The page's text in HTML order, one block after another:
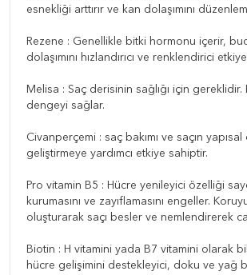
esnekliği arttırır ve kan dolaşımını
Rezene : Genellikle bitki hormonu içerir,
dolaşımını hızlandırıcı ve renklendirici
Melisa : Saç derisinin sağlığı için gereklidir.
dengeyi sağlar.
Civanperçemi : saç bakımı ve saçın
geliştirmeye yardımcı etkiye sahiptir.
Pro vitamin B5 : Hücre yenileyici özelliği
kurumasını ve zayıflamasını engeller.
oluşturarak saçı besler ve nemlendirerek
Biotin : H vitamini yada B7 vitamini olarak
hücre gelişimini destekleyici, doku ve yağ